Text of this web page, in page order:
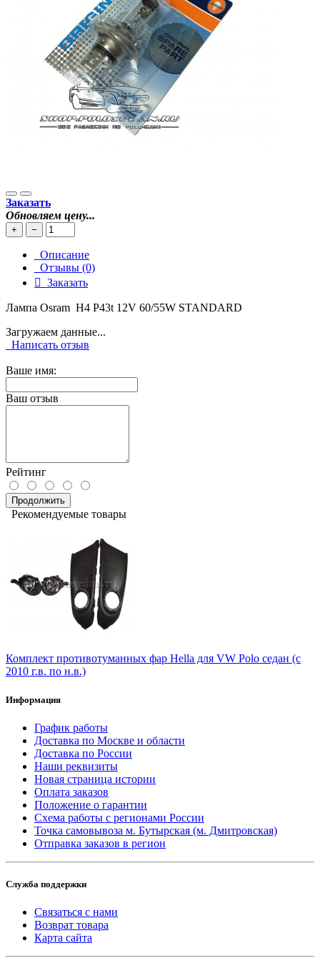
Заказать
Обновляем цену...
+ −
Описание
Отзывы (0)
Заказать
Лампа Osram H4 P43t 12V 60/55W STANDARD
Загружаем данные...
Написать отзыв
Ваше имя:
Ваш отзыв
Рейтинг
Продолжить
Рекомендуемые товары
Комплект противотуманных фар Hella для VW Polo седан (с
2010 г.в. по н.в.)
Информация
График работы
Доставка по Москве и области
Доставка по России
Наши реквизиты
Новая страница истории
Оплата заказов
Положение о гарантии
Схема работы с регионами России
Точка самовывоза м. Бутырская (м. Дмитровская)
Отправка заказов в регион
Служба поддержки
Связаться с нами
Возврат товара
Карта сайта